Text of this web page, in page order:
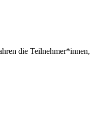
die Teilnehmer*innen,